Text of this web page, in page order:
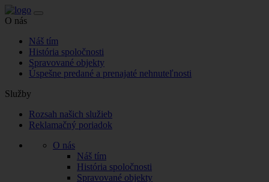
O nás
Náš tím
História spoločnosti
Spravované objekty
Úspešne predané a prenajaté nehnuteľnosti
Služby
Rozsah našich služieb
Reklamačný poriadok
O nás
Náš tím
História spoločnosti
Spravované objekty